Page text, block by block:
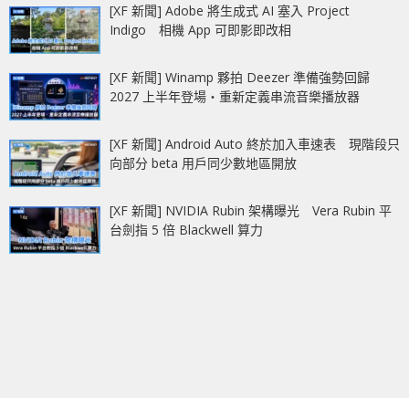
[XF 新聞] Adobe 將生成式 AI 塞入 Project
Indigo 相機 App 可即影即改相
[XF 新聞] Winamp 夥拍 Deezer 準備強勢回歸
2027 上半年登場‧重新定義串流音樂播放器
[XF 新聞] Android Auto 終於加入車速表 現階段只
向部分 beta 用戶同少數地區開放
[XF 新聞] NVIDIA Rubin 架構曝光 Vera Rubin 平
台劍指 5 倍 Blackwell 算力